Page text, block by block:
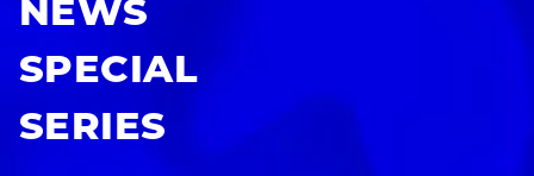
NEWS
SPECIAL
SERIES